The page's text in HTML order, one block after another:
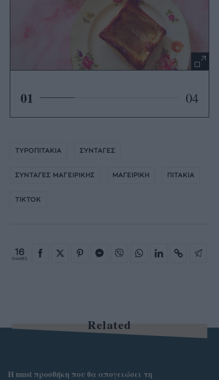
01 04
ΤΥΡΟΠΙΤΑΚΙΑ ΣΥΝΤΑΓΕΣ
ΣΥΝΤΑΓΕΣ ΜΑΓΕΙΡΙΚΗΣ ΜΑΓΕΙΡΙΚΗ ΠΙΤΑΚΙΑ
TIKTOK
16
SHARES
Related
Η must προσθήκη που θα απογειώσει τη